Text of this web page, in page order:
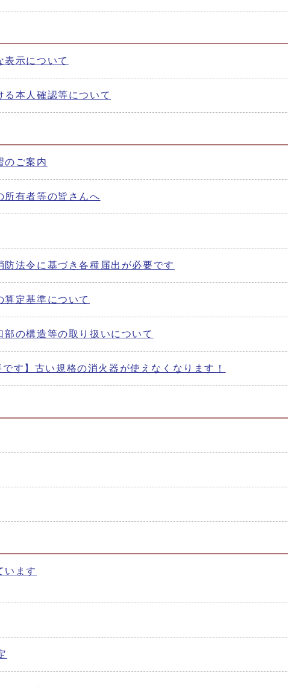
表示について
る本人確認等について
のご案内
所有者等の皆さんへ
法令に基づき各種届出が必要です
算定基準について
部の構造等の取り扱いについて
す】古い規格の消火器が使えなくなります！
います